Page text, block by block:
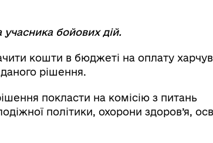
учасника бойових дій.
кошти в бюджеті на оплату
даного рішення.
покласти на комісію з питань
політики, охорони здоров’я,